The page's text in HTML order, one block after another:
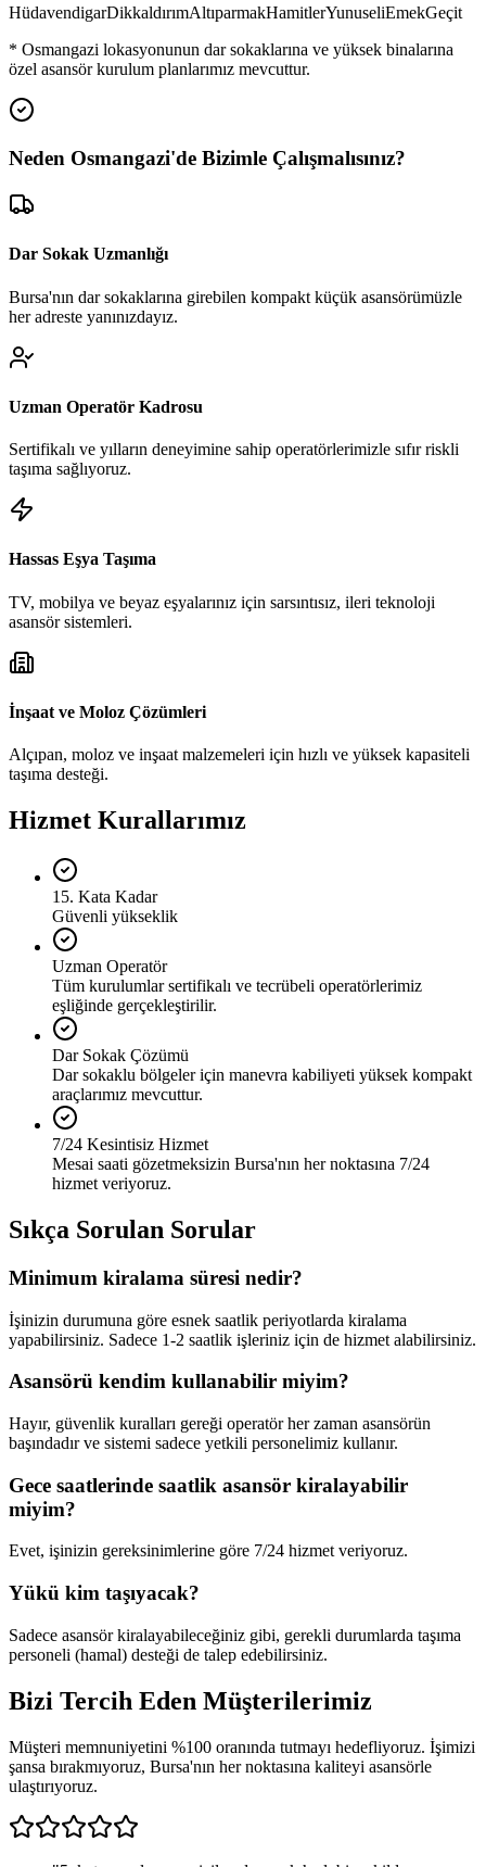
HüdavendigarDikkaldırımAltıparmakHamitlerYunuseliEmekGeçit
* Osmangazi lokasyonunun dar sokaklarına ve yüksek binalarına
özel asansör kurulum planlarımız mevcuttur.
Neden Osmangazi'de Bizimle Çalışmalısınız?
Dar Sokak Uzmanlığı
Bursa'nın dar sokaklarına girebilen kompakt küçük asansörümüzle
her adreste yanınızdayız.
Uzman Operatör Kadrosu
Sertifikalı ve yılların deneyimine sahip operatörlerimizle sıfır riskli
taşıma sağlıyoruz.
Hassas Eşya Taşıma
TV, mobilya ve beyaz eşyalarınız için sarsıntısız, ileri teknoloji
asansör sistemleri.
İnşaat ve Moloz Çözümleri
Alçıpan, moloz ve inşaat malzemeleri için hızlı ve yüksek kapasiteli
taşıma desteği.
Hizmet Kurallarımız
15. Kata Kadar
Güvenli yükseklik
Uzman Operatör
Tüm kurulumlar sertifikalı ve tecrübeli operatörlerimiz
eşliğinde gerçekleştirilir.
Dar Sokak Çözümü
Dar sokaklu bölgeler için manevra kabiliyeti yüksek kompakt
araçlarımız mevcuttur.
7/24 Kesintisiz Hizmet
Mesai saati gözetmeksizin Bursa'nın her noktasına 7/24
hizmet veriyoruz.
Sıkça Sorulan Sorular
Minimum kiralama süresi nedir?
İşinizin durumuna göre esnek saatlik periyotlarda kiralama
yapabilirsiniz. Sadece 1-2 saatlik işleriniz için de hizmet alabilirsiniz.
Asansörü kendim kullanabilir miyim?
Hayır, güvenlik kuralları gereği operatör her zaman asansörün
başındadır ve sistemi sadece yetkili personelimiz kullanır.
Gece saatlerinde saatlik asansör kiralayabilir
miyim?
Evet, işinizin gereksinimlerine göre 7/24 hizmet veriyoruz.
Yükü kim taşıyacak?
Sadece asansör kiralayabileceğiniz gibi, gerekli durumlarda taşıma
personeli (hamal) desteği de talep edebilirsiniz.
Bizi Tercih Eden Müşterilerimiz
Müşteri memnuniyetini %100 oranında tutmayı hedefliyoruz. İşimizi
şansa bırakmıyoruz, Bursa'nın her noktasına kaliteyi asansörle
ulaştırıyoruz.